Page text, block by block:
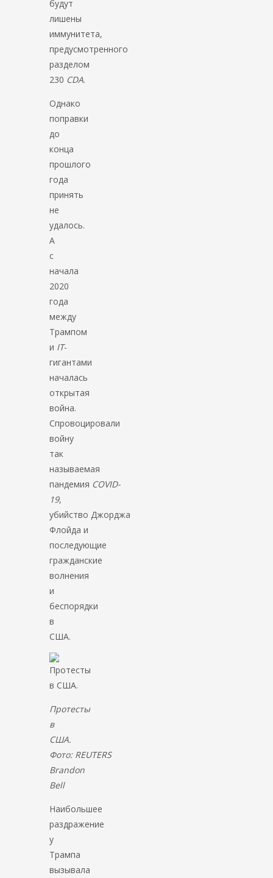
будут
лишены
иммунитета,
предусмотренного
разделом
230 CDA.
Однако
поправки
до
конца
прошлого
года
принять
не
удалось.
А
с
начала
2020
года
между
Трампом
и IT-
гигантами
началась
открытая
война.
Спровоцировали
войну
так
называемая
пандемия COVID-
19,
убийство Джорджа
Флойда и
последующие
гражданские
волнения
и
беспорядки
в
США.
Протесты
в
США.
Фото: REUTERS
Brandon
Bell
Наибольшее
раздражение
у
Трампа
вызывала